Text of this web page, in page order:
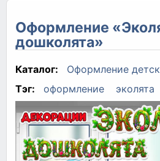
Оформление
дошколята»
Каталог:
Оформление
Тэг:
оформление эколята